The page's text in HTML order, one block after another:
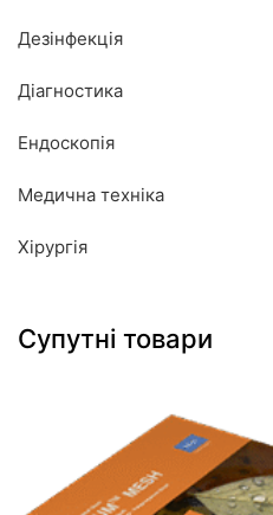
Дезінфекція
Діагностика
Ендоскопія
Медична техніка
Хірургія
Супутні товари